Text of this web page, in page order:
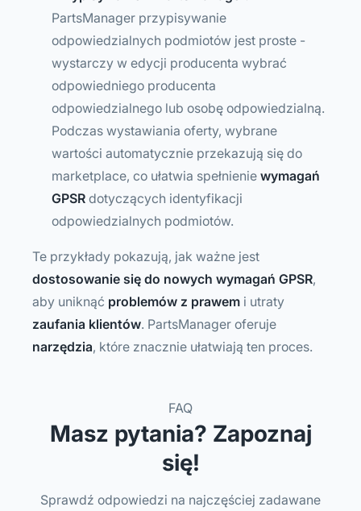
PartsManager przypisywanie
odpowiedzialnych podmiotów jest proste -
wystarczy w edycji producenta wybrać
odpowiedniego producenta
odpowiedzialnego lub osobę odpowiedzialną.
Podczas wystawiania oferty, wybrane
wartości automatycznie przekazują się do
marketplace, co ułatwia spełnienie wymagań
GPSR dotyczących identyfikacji
odpowiedzialnych podmiotów.
Te przykłady pokazują, jak ważne jest
dostosowanie się do nowych wymagań GPSR,
aby uniknąć problemów z prawem i utraty
zaufania klientów. PartsManager oferuje
narzędzia, które znacznie ułatwiają ten proces.
FAQ
Masz pytania? Zapoznaj
się!
Sprawdź odpowiedzi na najczęściej zadawane